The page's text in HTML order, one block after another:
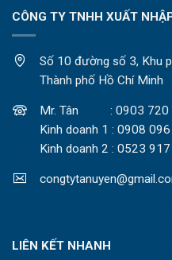
CÔNG TY TNHH XUẤT
Số 10 đường số 3, Khu
Thành phố Hồ Chí Minh
Mr. Tân : 0903 720
Kinh doanh 1 : 0908
Kinh doanh 2 : 0523
LIÊN KẾT NHANH